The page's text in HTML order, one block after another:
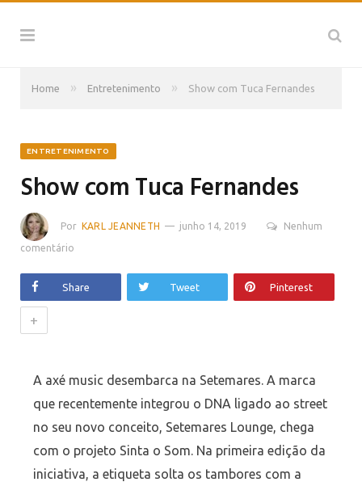
Home » Entretenimento » Show com Tuca Fernandes
ENTRETENIMENTO
Show com Tuca Fernandes
Por KARL JEANNETH junho 14, 2019 Nenhum
comentário
Share Tweet Pinterest
+
A axé music desembarca na Setemares. A marca
que recentemente integrou o DNA ligado ao street
no seu novo conceito, Setemares Lounge, chega
com o projeto Sinta o Som. Na primeira edição da
iniciativa, a etiqueta solta os tambores com a